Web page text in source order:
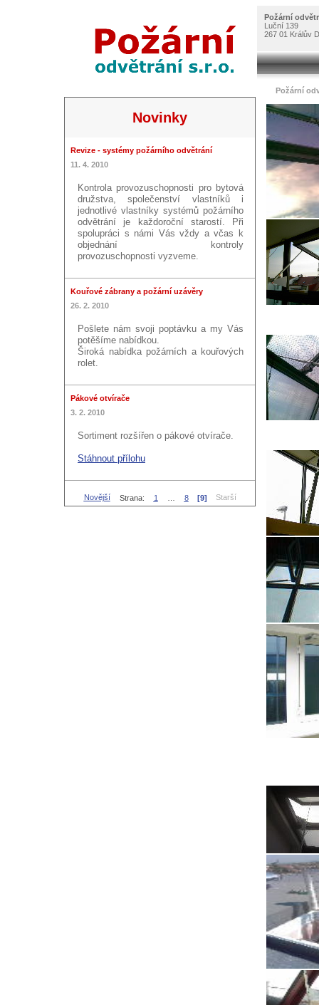
Požární
Luční 139
267 01 Králův
Požární
Novinky
Revize - systémy požárního odvětrání
11. 4. 2010
Kontrola provozuschopnosti pro bytová
družstva, společenství vlastníků i
jednotlivé vlastníky systémů požárního
odvětrání je každoroční starostí. Při
spolupráci s námi Vás vždy a včas k
objednání kontroly
provozuschopnosti vyzveme.
Kouřové zábrany a požární uzávěry
26. 2. 2010
Pošlete nám svoji poptávku a my Vás
potěšíme nabídkou.
Široká nabídka požárních a kouřových
rolet.
Pákové otvírače
3. 2. 2010
Sortiment rozšířen o pákové otvírače.
Stáhnout přílohu
Novější Strana: 1 8 [9] Starší